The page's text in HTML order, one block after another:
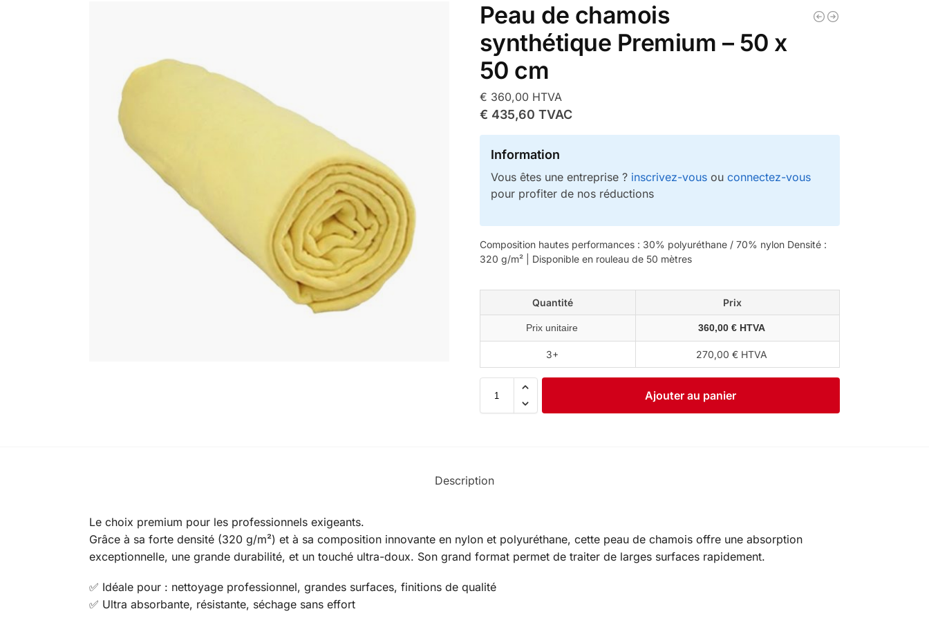
Peau de chamois
synthétique Premium – 50 x
50 cm
€ 360,00 HTVA
€ 435,60 TVAC
Information
Vous êtes une entreprise ? inscrivez-vousou connectez-vous
pour profiter de nos réductions
Composition hautes performances : 30% polyuréthane / 70% nylon Densité :
320 g/m² | Disponible en rouleau de 50 mètres
Quantité Prix
Prix unitaire 360,00 € HTVA
3+ 270,00 € HTVA
Ajouter au panier
Description
Le choix premium pour les professionnels exigeants.
Grâce à sa forte densité (320 g/m²) et à sa composition innovante en nylon et polyuréthane, cette peau de chamois offre une absorption
exceptionnelle, une grande durabilité, et un touché ultra-doux. Son grand format permet de traiter de larges surfaces rapidement.
✅ Idéale pour : nettoyage professionnel, grandes surfaces, finitions de qualité
✅ Ultra absorbante, résistante, séchage sans effort